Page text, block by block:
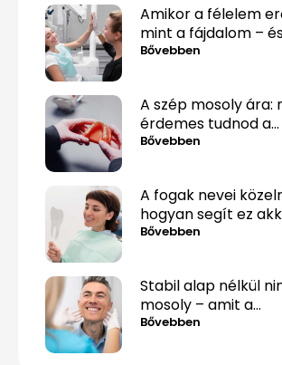
Amikor a félelem
mint a fájdalom –
lehet mégis túllépni
Bővebben
A szép mosoly ára:
érdemes tudnod a
fogpótlásról, mielőtt
Bővebben
A fogak nevei
hogyan segít ez
csak „valami fáj
Bővebben
Stabil alap nélkül
mosoly – amit a
csontpótlásról
Bővebben